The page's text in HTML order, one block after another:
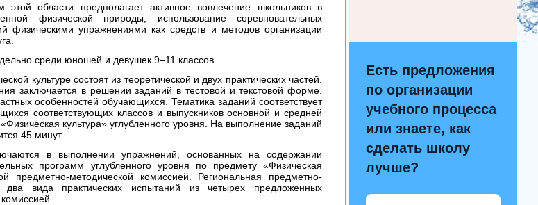
области предполагает активное вовлечение школьников в
физической природы, использование соревновательных
физическими упражнениями как средств и методов организации
среди юношей и девушек 9–11 классов.
культуре состоят из теоретической и двух практических частей.
заключается в решении заданий в тестовой и текстовой форме.
особенностей обучающихся. Тематика заданий соответствует
соответствующих классов и выпускников основной и средней
культура» углубленного уровня. На выполнение заданий
45 минут.
в выполнении упражнений, основанных на содержании
программ углубленного уровня по предмету «Физическая
предметно-методической комиссией. Региональная предметно-
два вида практических испытаний из четырех предложенных
Есть предложения
по организации
учебного процесса
или знаете, как
сделать школу
лучше?